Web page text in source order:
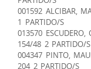
001592 ALCIBAR,
1 PARTIDO/S
013570
154/48 2 PARTIDO/S
004347 PINTO,
204 2 PARTIDO/S